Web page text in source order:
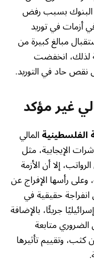
البنوك بسبب رفض
أزمات في توريد
مبالغ كبيرة من
لذلك، انخفضت
نقص حاد في التوريد.
غير مؤكد
الفلسطينيةالمالي
الإيجابية، مثل
إلا أن الأزمة
وعلى رأسها الإفراج عن
حقيقية في
جريئًا، بالإضافة
الضروري متابعة
كثب، وتقييم تأثيرها